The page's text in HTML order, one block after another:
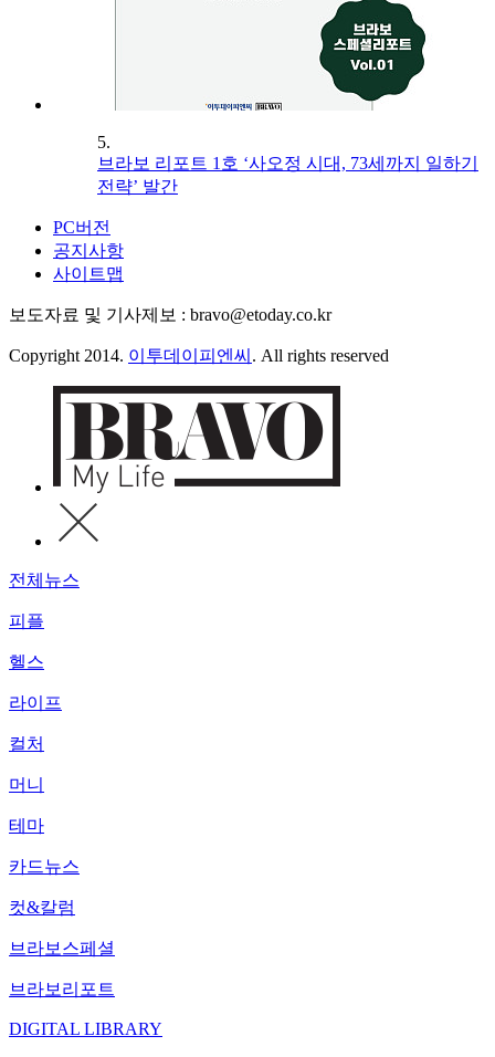
5.
브라보 리포트 1호 ‘사오정 시대, 73세까지 일하기
전략’ 발간
PC버전
공지사항
사이트맵
보도자료 및 기사제보 : bravo@etoday.co.kr
Copyright 2014. 이투데이피엔씨 . All rights reserved
전체뉴스
피플
헬스
라이프
컬처
머니
테마
카드뉴스
컷&칼럼
브라보스페셜
브라보리포트
DIGITAL LIBRARY